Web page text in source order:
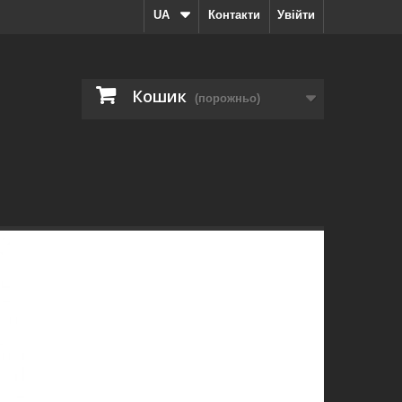
Увійти
Контакти
UA
Кошик (порожньо)